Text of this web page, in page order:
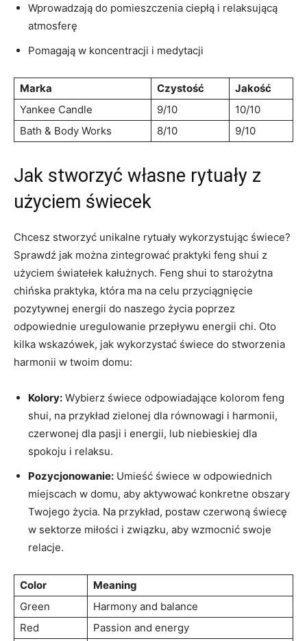
Wprowadzają do pomieszczenia ciepłą i relaksującą
atmosferę
Pomagają w koncentracji i​ medytacji
Marka Czystość
Jakość
Yankee ⁤Candle
9/10
10/10
Bath & Body Works
8/10 9/10
Jak stworzyć własne rytuały z⁣
użyciem ⁤świecek
Chcesz ​stworzyć unikalne rytuały wykorzystując świece?
Sprawdź jak można zintegrować⁢ praktyki⁤ feng shui z
użyciem światełek‌ kałużnych. ​Feng shui to starożytna
chińska ‌praktyka, która ⁤ma ⁢na celu przyciągnięcie
⁢pozytywnej‌ energii do naszego ⁣życia poprzez
odpowiednie uregulowanie przepływu energii chi. Oto
kilka wskazówek, jak⁣ wykorzystać‌ świece do stworzenia
harmonii w twoim domu:
Kolory: Wybierz​ świece ⁣odpowiadające kolorom feng
shui, na przykład zielonej dla równowagi i harmonii,⁤
czerwonej ‍dla pasji i energii, lub niebieskiej dla
spokoju⁢ i ⁢relaksu.
Pozycjonowanie: Umieść świece w ⁣odpowiednich
miejscach w domu, aby​ aktywować konkretne obszary ​
Twojego życia. Na przykład, postaw‌ czerwoną świecę
w sektorze miłości i‍ związku, aby wzmocnić ⁢swoje‌
relacje.
Color
Meaning
Green
Harmony ⁤and ⁤balance
Red
Passion ⁢and energy